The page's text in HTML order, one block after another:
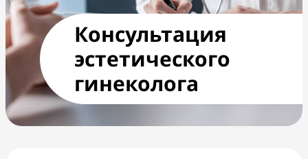
Консультация
эстетического
гинеколога